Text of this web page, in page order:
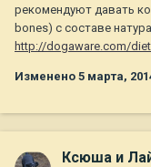
рекомендуют давать
bones) с составе
http://dogaware.com/
Изменено 5 марта,
Ксюша и